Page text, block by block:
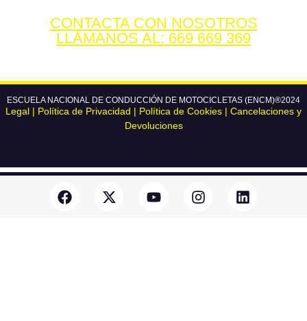
CONTACTA CON NOSOTROS
LLÁMANOS AL: 669 669 369
ESCUELA NACIONAL DE CONDUCCIÓN DE MOTOCICLETAS (ENCM)®2024
Legal | Política de Privacidad | Política de Cookies | Cancelaciones y
Devoluciones